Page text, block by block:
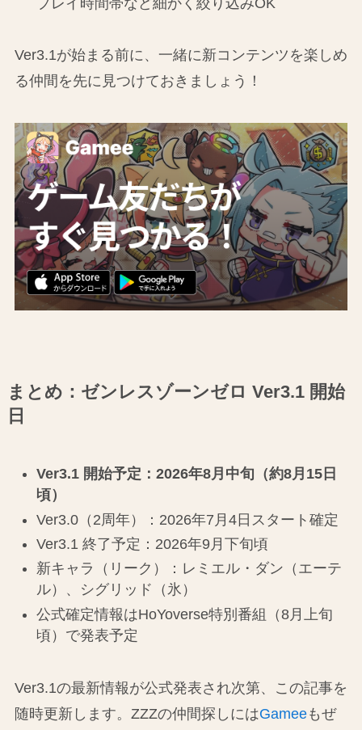
Ver3.1が始まる前に、一緒に新コンテンツを楽しめ
る仲間を先に見つけておきましょう！
まとめ：ゼンレスゾーンゼロ Ver3.1 開始
日
Ver3.1 開始予定：2026年8月中旬（約8月15日
頃）
Ver3.0（2周年）：2026年7月4日スタート確定
Ver3.1 終了予定：2026年9月下旬頃
新キャラ（リーク）：レミエル・ダン（エーテ
ル）、シグリッド（氷）
公式確定情報はHoYoverse特別番組（8月上旬
頃）で発表予定
Ver3.1の最新情報が公式発表され次第、この記事を
随時更新します。ZZZの仲間探しにはGameeもぜ